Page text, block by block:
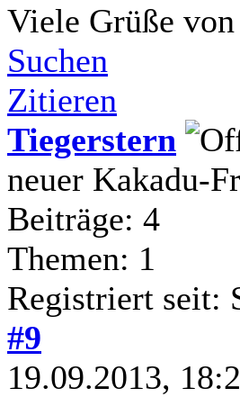
Viele Grüße
Suchen
Zitieren
Tiegerstern
neuer Kakadu-
Beiträge: 4
Themen: 1
Registriert seit:
#9
19.09.2013,